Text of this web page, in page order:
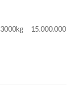
3000kg 15.000.000